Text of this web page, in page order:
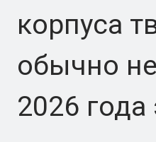
корпуса
обычно
2026 года